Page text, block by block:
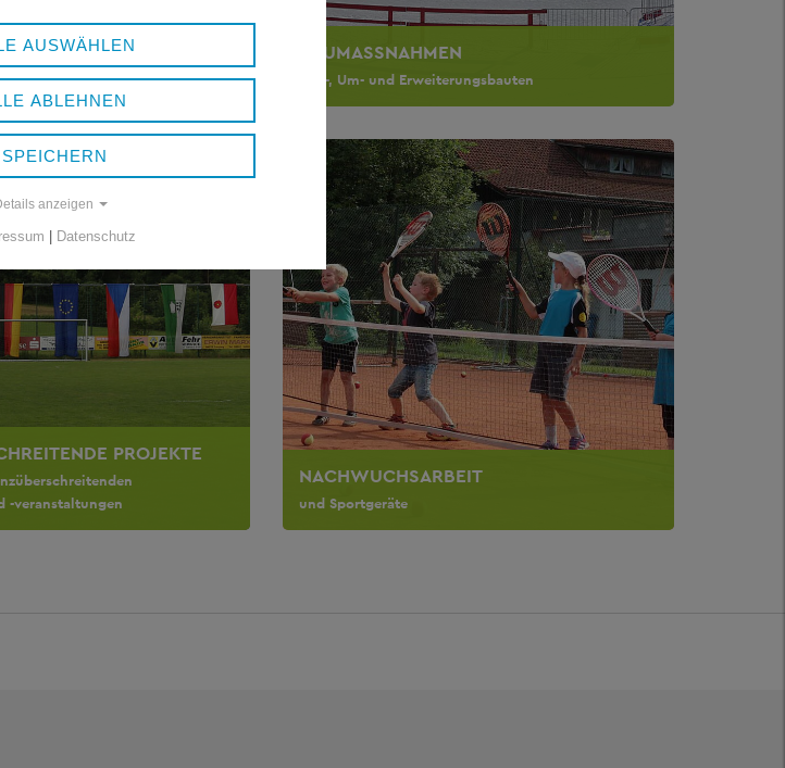
BAUMASSNAHMEN
Neu-, Um- und Erweiterungsbauten
PROJEKTE
-veranstaltungen
NACHWUCHSARBEIT
und Sportgeräte
AUSWÄHLEN
ABLEHNEN
SPEICHERN
anzeigen
| Datenschutz